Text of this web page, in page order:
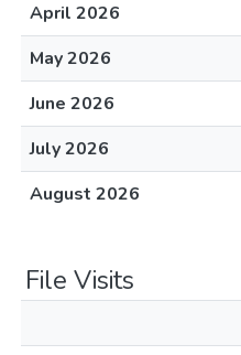
April 2026
May 2026
June 2026
July 2026
August 2026
File Visits